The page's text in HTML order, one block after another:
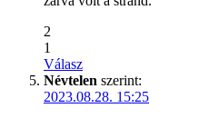
2
1
Válasz
Névtelen szerint:
2023.08.28. 15:25